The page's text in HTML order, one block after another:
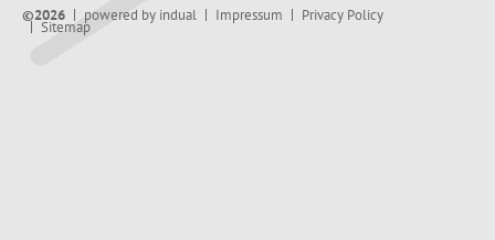
©2026 powered by indual Impressum Privacy Policy
Sitemap